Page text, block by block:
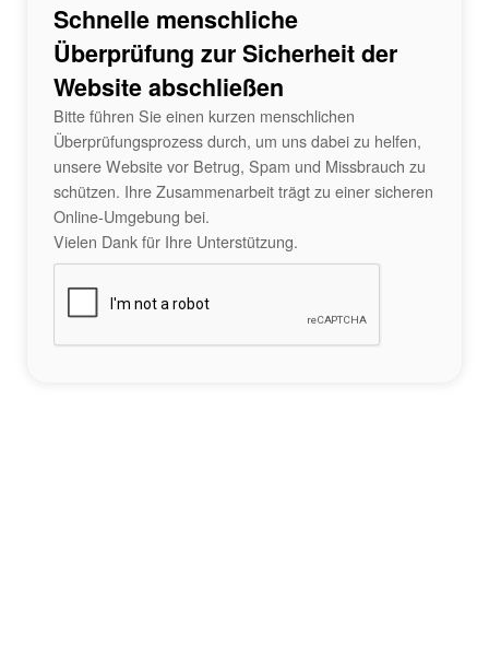
Schnelle menschliche
Überprüfung zur Sicherheit der
Website abschließen
Bitte führen Sie einen kurzen menschlichen
Überprüfungsprozess durch, um uns dabei zu helfen,
unsere Website vor Betrug, Spam und Missbrauch zu
schützen. Ihre Zusammenarbeit trägt zu einer sicheren
Online-Umgebung bei.
Vielen Dank für Ihre Unterstützung.